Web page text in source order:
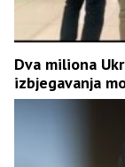
Dva miliona
izbjegavanja